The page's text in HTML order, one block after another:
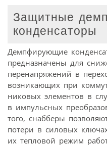
Защитные
конденсаторы
Демпфирующие
предназначены для
перенапряжений в
возникающих при
никовых элементов в
в импульсных
того, снабберы
потери в силовых
их тепловой режим